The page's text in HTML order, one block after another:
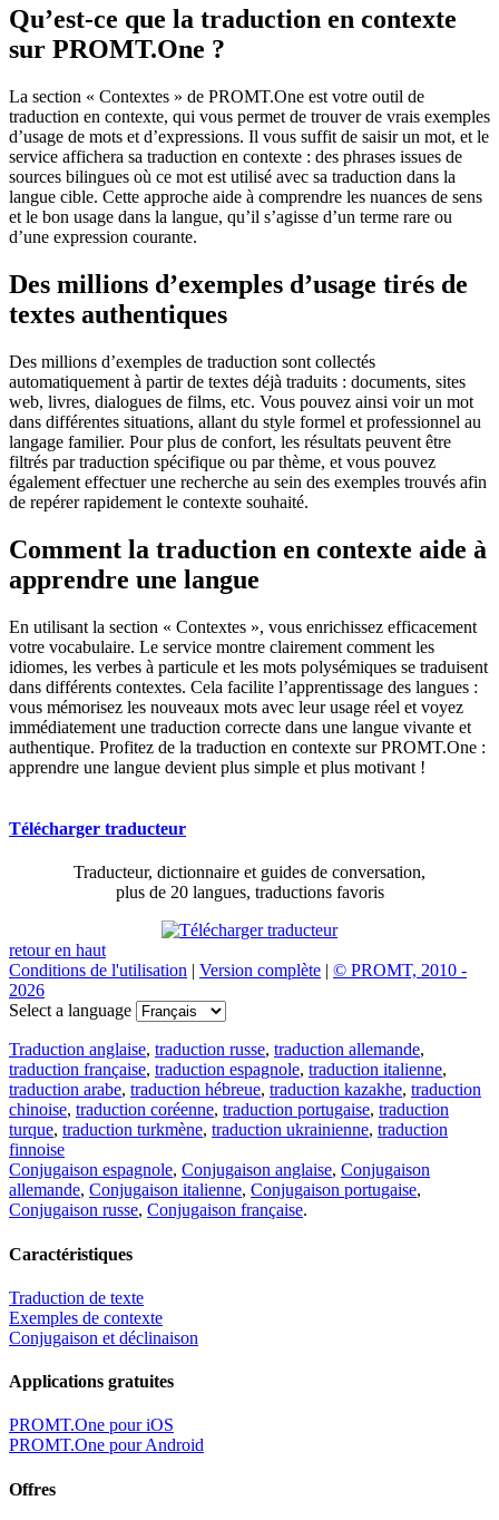
Qu’est-ce que la traduction en contexte
sur PROMT.One ?
La section « Contextes » de PROMT.One est votre outil de
traduction en contexte, qui vous permet de trouver de vrais exemples
d’usage de mots et d’expressions. Il vous suffit de saisir un mot, et le
service affichera sa traduction en contexte : des phrases issues de
sources bilingues où ce mot est utilisé avec sa traduction dans la
langue cible. Cette approche aide à comprendre les nuances de sens
et le bon usage dans la langue, qu’il s’agisse d’un terme rare ou
d’une expression courante.
Des millions d’exemples d’usage tirés de
textes authentiques
Des millions d’exemples de traduction sont collectés
automatiquement à partir de textes déjà traduits : documents, sites
web, livres, dialogues de films, etc. Vous pouvez ainsi voir un mot
dans différentes situations, allant du style formel et professionnel au
langage familier. Pour plus de confort, les résultats peuvent être
filtrés par traduction spécifique ou par thème, et vous pouvez
également effectuer une recherche au sein des exemples trouvés afin
de repérer rapidement le contexte souhaité.
Comment la traduction en contexte aide à
apprendre une langue
En utilisant la section « Contextes », vous enrichissez efficacement
votre vocabulaire. Le service montre clairement comment les
idiomes, les verbes à particule et les mots polysémiques se traduisent
dans différents contextes. Cela facilite l’apprentissage des langues :
vous mémorisez les nouveaux mots avec leur usage réel et voyez
immédiatement une traduction correcte dans une langue vivante et
authentique. Profitez de la traduction en contexte sur PROMT.One :
apprendre une langue devient plus simple et plus motivant !
Télécharger traducteur
Traducteur, dictionnaire et guides de conversation,
plus de 20 langues, traductions favoris
retour en haut
Conditions de l'utilisation | Version complète | © PROMT, 2010 -
2026
Select a language
Traduction anglaise, traduction russe, traduction allemande,
traduction française, traduction espagnole, traduction italienne,
traduction arabe, traduction hébreue, traduction kazakhe, traduction
chinoise, traduction coréenne, traduction portugaise, traduction
turque, traduction turkmène, traduction ukrainienne, traduction
finnoise
Conjugaison espagnole, Conjugaison anglaise, Conjugaison
allemande, Conjugaison italienne, Conjugaison portugaise,
Conjugaison russe, Conjugaison française.
Caractéristiques
Traduction de texte
Exemples de contexte
Conjugaison et déclinaison
Applications gratuites
PROMT.One pour iOS
PROMT.One pour Android
Offres